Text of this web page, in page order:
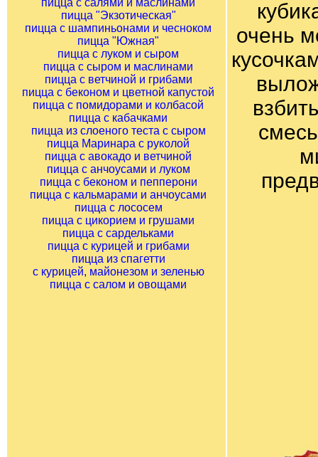
пицца с салями и маслинами
пицца "Экзотическая"
пицца с шампиньонами и чесноком
пицца "Южная"
пицца с луком и сыром
пицца с сыром и маслинами
пицца с ветчиной и грибами
пицца с беконом и цветной капустой
пицца с помидорами и колбасой
пицца с кабачками
пицца из слоеного теста с сыром
пицца Маринара с руколой
пицца с авокадо и ветчиной
пицца с анчоусами и луком
пицца с беконом и пепперони
пицца с кальмарами и анчоусами
пицца с лососем
пицца с цикорием и грушами
пицца с сардельками
пицца с курицей и грибами
пицца из спагетти
с курицей, майонезом и зеленью
пицца с салом и овощами
очень